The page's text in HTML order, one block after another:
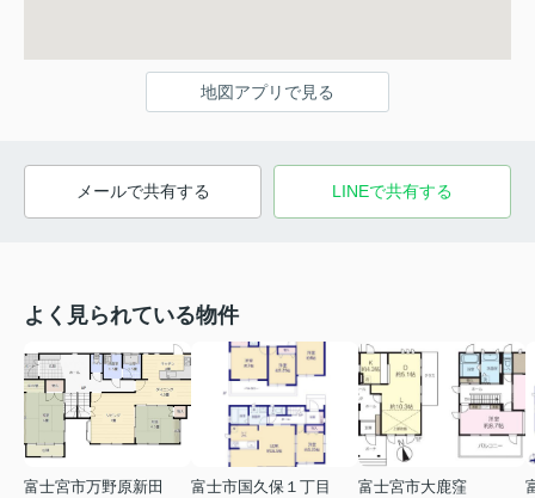
地図アプリで見る
メールで共有する LINEで共有する
よく見られている物件
富士宮市万野原新田
富士市国久保１丁目
富士宮市大鹿窪